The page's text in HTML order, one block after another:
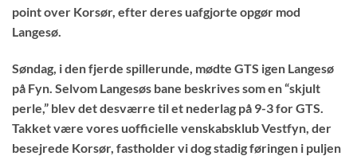
point over Korsør, efter deres uafgjorte opgør mod
Langesø.
Søndag, i den fjerde spillerunde, mødte GTS igen Langesø
på Fyn. Selvom Langesøs bane beskrives som en “skjult
perle,” blev det desværre til et nederlag på 9-3 for GTS.
Takket være vores uofficielle venskabsklub Vestfyn, der
besejrede Korsør, fastholder vi dog stadig føringen i puljen